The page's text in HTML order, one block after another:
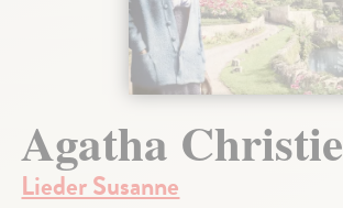
Agatha Christie
Lieder Susanne